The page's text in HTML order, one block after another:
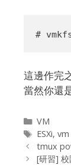
這邊作完
當然你還
VM
Tags
ESXi, vm
tmux
[研習]